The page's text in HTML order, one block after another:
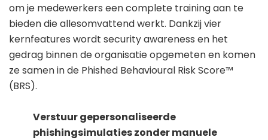
om je medewerkers een complete training aan te
bieden die allesomvattend werkt. Dankzij vier
kernfeatures wordt security awareness en het
gedrag binnen de organisatie opgemeten en komen
ze samen in de Phished Behavioural Risk Score™
(BRS).
Verstuur gepersonaliseerde
phishingsimulaties zonder manuele